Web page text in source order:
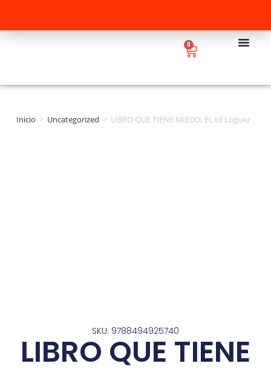
0
Inicio > Uncategorized > LIBRO QUE TIENE MIEDO, EL td Loguez
SKU: 9788494925740
LIBRO QUE TIENE